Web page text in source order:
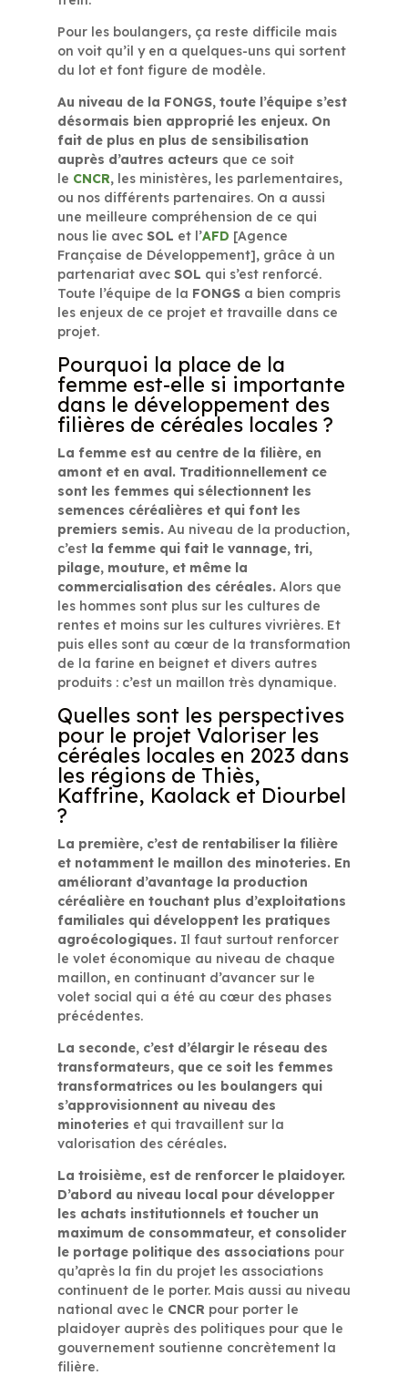
Pour les boulangers, ça reste difficile mais
on voit qu’il y en a quelques-uns qui sortent
du lot et font figure de modèle.
Au niveau de la FONGS, toute l’équipe s’est
désormais bien approprié les enjeux. On
fait de plus en plus de sensibilisation
auprès d’autres acteurs que ce soit
le CNCR, les ministères, les parlementaires,
ou nos différents partenaires. On a aussi
une meilleure compréhension de ce qui
nous lie avec SOL et l’AFD [Agence
Française de Développement], grâce à un
partenariat avec SOL qui s’est renforcé.
Toute l’équipe de la FONGS a bien compris
les enjeux de ce projet et travaille dans ce
projet.
Pourquoi la place de la
femme est-elle si importante
dans le développement des
filières de céréales locales ?
La femme est au centre de la filière, en
amont et en aval. Traditionnellement ce
sont les femmes qui sélectionnent les
semences céréalières et qui font les
premiers semis. Au niveau de la production,
c’est la femme qui fait le vannage, tri,
pilage, mouture, et même la
commercialisation des céréales. Alors que
les hommes sont plus sur les cultures de
rentes et moins sur les cultures vivrières. Et
puis elles sont au cœur de la transformation
de la farine en beignet et divers autres
produits : c’est un maillon très dynamique.
Quelles sont les perspectives
pour le projet Valoriser les
céréales locales en 2023 dans
les régions de Thiès,
Kaffrine, Kaolack et Diourbel
?
La première, c’est de rentabiliser la filière
et notamment le maillon des minoteries. En
améliorant d’avantage la production
céréalière en touchant plus d’exploitations
familiales qui développent les pratiques
agroécologiques. Il faut surtout renforcer
le volet économique au niveau de chaque
maillon, en continuant d’avancer sur le
volet social qui a été au cœur des phases
précédentes.
La seconde, c’est d’élargir le réseau des
transformateurs, que ce soit les femmes
transformatrices ou les boulangers qui
s’approvisionnent au niveau des
minoteries et qui travaillent sur la
valorisation des céréales.
La troisième, est de renforcer le plaidoyer.
D’abord au niveau local pour développer
les achats institutionnels et toucher un
maximum de consommateur, et consolider
le portage politique des associations pour
qu’après la fin du projet les associations
continuent de le porter. Mais aussi au niveau
national avec le CNCR pour porter le
plaidoyer auprès des politiques pour que le
gouvernement soutienne concrètement la
filière.